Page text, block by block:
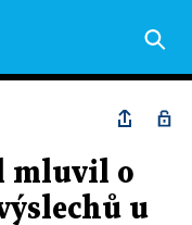
mluvil o
u